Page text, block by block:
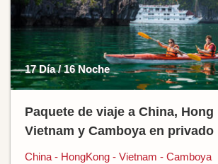
17 Día / 16 Noche
Paquete de viaje a China, Hong
Vietnam y Camboya en privado
China - HongKong - Vietnam - Camboya